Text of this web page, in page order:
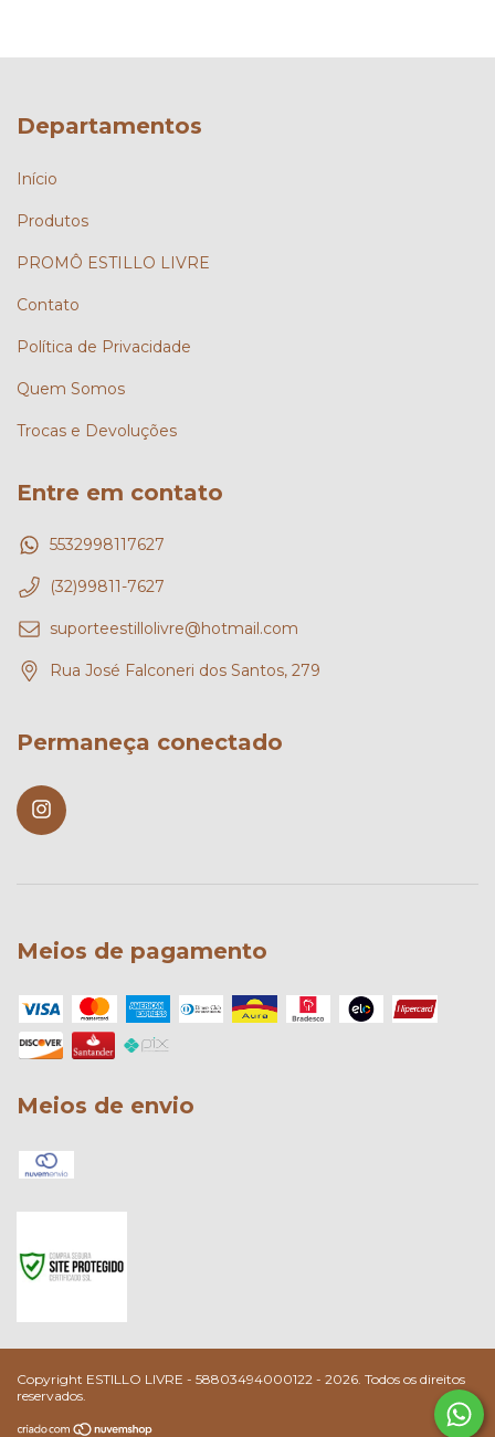
Departamentos
Início
Produtos
PROMÔ ESTILLO LIVRE
Contato
Política de Privacidade
Quem Somos
Trocas e Devoluções
Entre em contato
5532998117627
(32)99811-7627
suporteestillolivre@hotmail.com
Rua José Falconeri dos Santos, 279
Permaneça conectado
Meios de pagamento
Meios de envio
Copyright ESTILLO LIVRE - 58803494000122 - 2026. Todos os direitos
reservados.